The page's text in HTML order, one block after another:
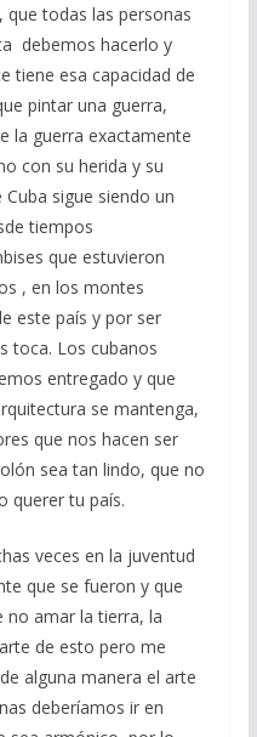
todas las personas
debemos hacerlo y
tiene esa capacidad de
pintar una guerra,
la guerra exactamente
con su herida y su
sigue siendo un
tiempos
que estuvieron
, en los montes
este país y por ser
toca. Los cubanos
entregado y que
se mantenga,
que nos hacen ser
sea tan lindo, que no
querer tu país.
veces en la juventud
que se fueron y que
amar la tierra, la
de esto pero me
alguna manera el arte
deberíamos ir en